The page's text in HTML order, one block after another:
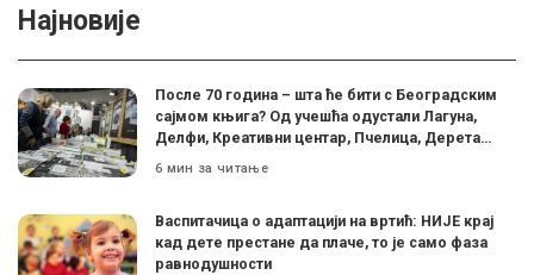
Најновије
После 70 година – шта ће бити с Београдским
сајмом књига? Од учешћа одустали Лагуна,
Делфи, Креативни центар, Пчелица, Дерета…
6 мин за читање
Васпитачица о адаптацији на вртић: НИЈЕ крај
кад дете престане да плаче, то је само фаза
равнодушности